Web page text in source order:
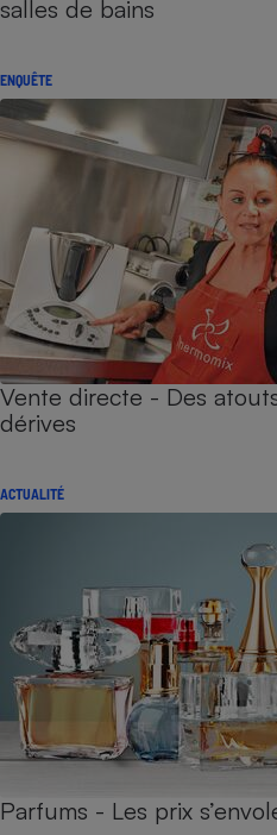
salles de bains
ENQUÊTE
Vente directe - Des
dérives
ACTUALITÉ
Parfums - Les prix